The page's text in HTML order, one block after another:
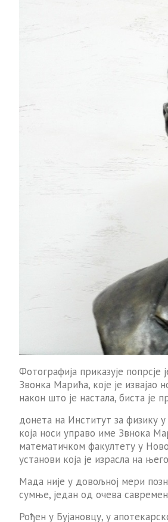
Фотографија приказује попрсје
Звонка Марића, које је извајао
након што је настала, биста
донета на Институт за физику
која носи управо име Звнока
математичком факултету у
установи која је израсла на
Мада није у довољној мери
сумње, један од очева
Рођен у Бујановцу, у